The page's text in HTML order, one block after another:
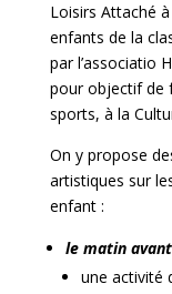
Loisirs Attaché
enfants de la
par l’associatio
pour objectif de
sports, à la
On y propose
artistiques sur
enfant :
le matin
une activité